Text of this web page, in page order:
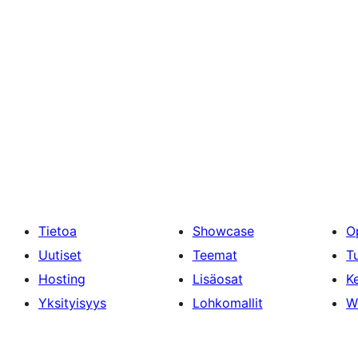
Tietoa
Uutiset
Hosting
Yksityisyys
Showcase
Teemat
Lisäosat
Lohkomallit